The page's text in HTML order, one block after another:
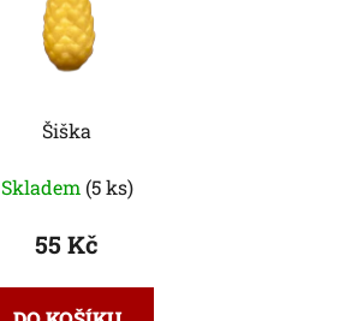
Šiška
Skladem (5 ks)
55 Kč